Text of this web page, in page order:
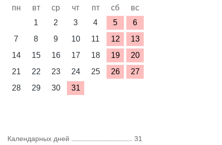
пн вт ср чт пт сб
вс
1
2 3 4 5
6
7
8 9 10 11 12
13
14
15 16 17 18 19
20
21
22 23 24 25 26
27
28
29 30 31
Календарных дней
31